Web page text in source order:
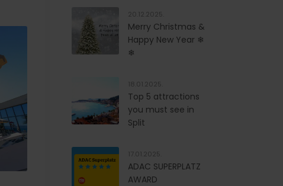
20.12.2025.
Merry Christmas &
Happy New Year ❄
❄
18.01.2025.
Top 5 attractions
you must see in
Split
17.01.2025.
ADAC SUPERPLATZ
AWARD